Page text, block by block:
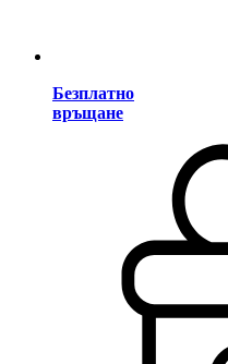
Безплатно
връщане